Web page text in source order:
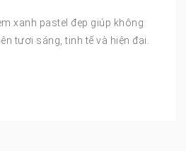
xanh pastel đẹp giúp không
tươi sáng, tinh tế và hiện đại.